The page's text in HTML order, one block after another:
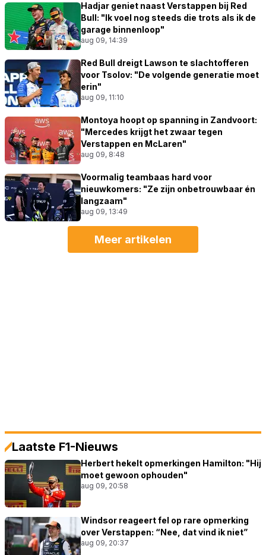
Hadjar geniet naast Verstappen bij Red
Bull: "Ik voel nog steeds die trots als ik de
garage binnenloop"
aug 09, 14:39
Red Bull dreigt Lawson te slachtofferen
voor Tsolov: "De volgende generatie moet
erin"
aug 09, 11:10
Montoya hoopt op spanning in Zandvoort:
"Mercedes krijgt het zwaar tegen
Verstappen en McLaren"
aug 09, 8:48
Voormalig teambaas hard voor
nieuwkomers: "Ze zijn onbetrouwbaar én
langzaam"
aug 09, 13:49
Meer artikelen
Laatste F1-Nieuws
Herbert hekelt opmerkingen Hamilton: "Hij
moet gewoon ophouden"
aug 09, 20:58
Windsor reageert fel op rare opmerking
over Verstappen: “Nee, dat vind ik niet”
aug 09, 20:37